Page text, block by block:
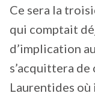
Ce sera la
qui comptait
d’implication
s’acquittera
Laurentides